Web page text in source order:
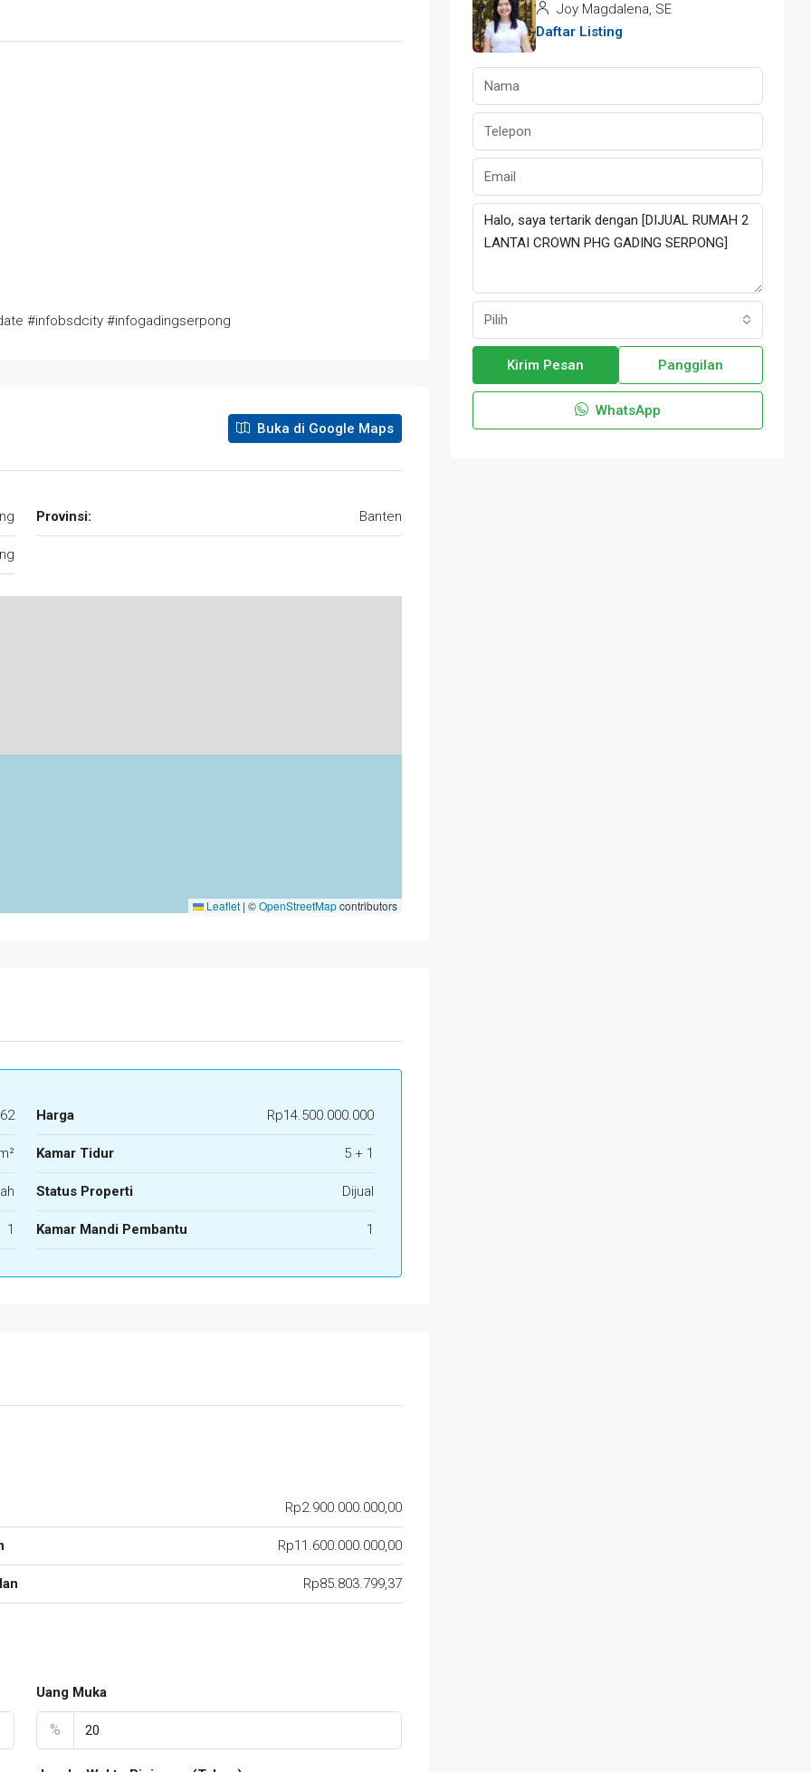
#infobsdcity #infogadingserpong
Buka di Google Maps
Provinsi: Banten
Leaflet | ©OpenStreetMapcontributors
Harga Rp14.500.000.000
Kamar Tidur 5 + 1
Status Properti Dijual
1 Kamar Mandi Pembantu 1
Rp2.900.000.000,00
Rp11.600.000.000,00
Rp85.803.799,37
Uang Muka
%
Joy Magdalena, SE
Daftar Listing
Pilih
Kirim Pesan Panggilan
WhatsApp